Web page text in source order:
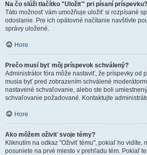
Na čo slúži tlačítko "Uložiť" pri písaní príspevku?
Táto možnosť vám umožňuje uložiť si rozpísané
odoslanie. Pre ich opätovné načítanie navštívte
správy uložené.
Hore
Prečo musí byť môj príspevok schválený?
Administrátor fóra môže nastaviť, že príspevky od
musia byť pred zobrazením schválené
nastavené schvaľovanie, alebo ste boli
schvaľovanie požadované. Kontaktujte
Hore
Ako môžem oživiť svoje témy?
Kliknutím na odkaz "Oživiť tému", pokiaľ ho vidíte,
posuniete na prvé miesto v prehľadu tém. Pokiaľ